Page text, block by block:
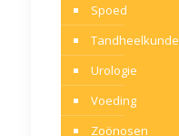
Spoed
Tandheelkunde
Urologie
Voeding
Zoönosen